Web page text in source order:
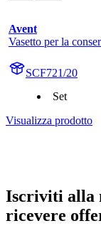
Avent
Vasetto per la
SCF721/20
Set
Visualizza prodotto
Iscriviti alla
ricevere